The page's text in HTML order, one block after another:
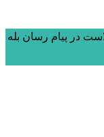
در پیام رسان بله